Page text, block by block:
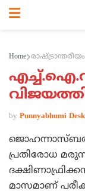
Home രാഷ്ട്രാന്തരീയം
by Punnyabhumi Desk
പ്രതിരോധ
മാസമാണ്